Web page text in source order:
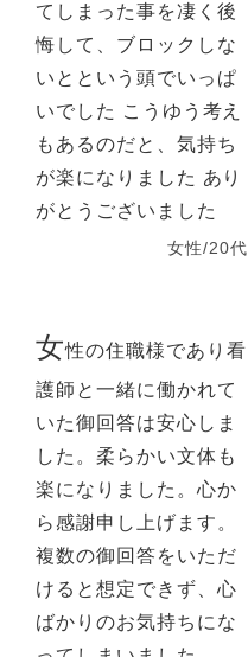
てしまった事を凄く後
悔して、ブロックしな
いとという頭でいっぱ
いでした こうゆう考え
もあるのだと、気持ち
が楽になりました あり
がとうございました
女性/20代
女性の住職様であり看
護師と一緒に働かれて
いた御回答は安心しま
した。柔らかい文体も
楽になりました。心か
ら感謝申し上げます。
複数の御回答をいただ
けると想定できず、心
ばかりのお気持ちにな